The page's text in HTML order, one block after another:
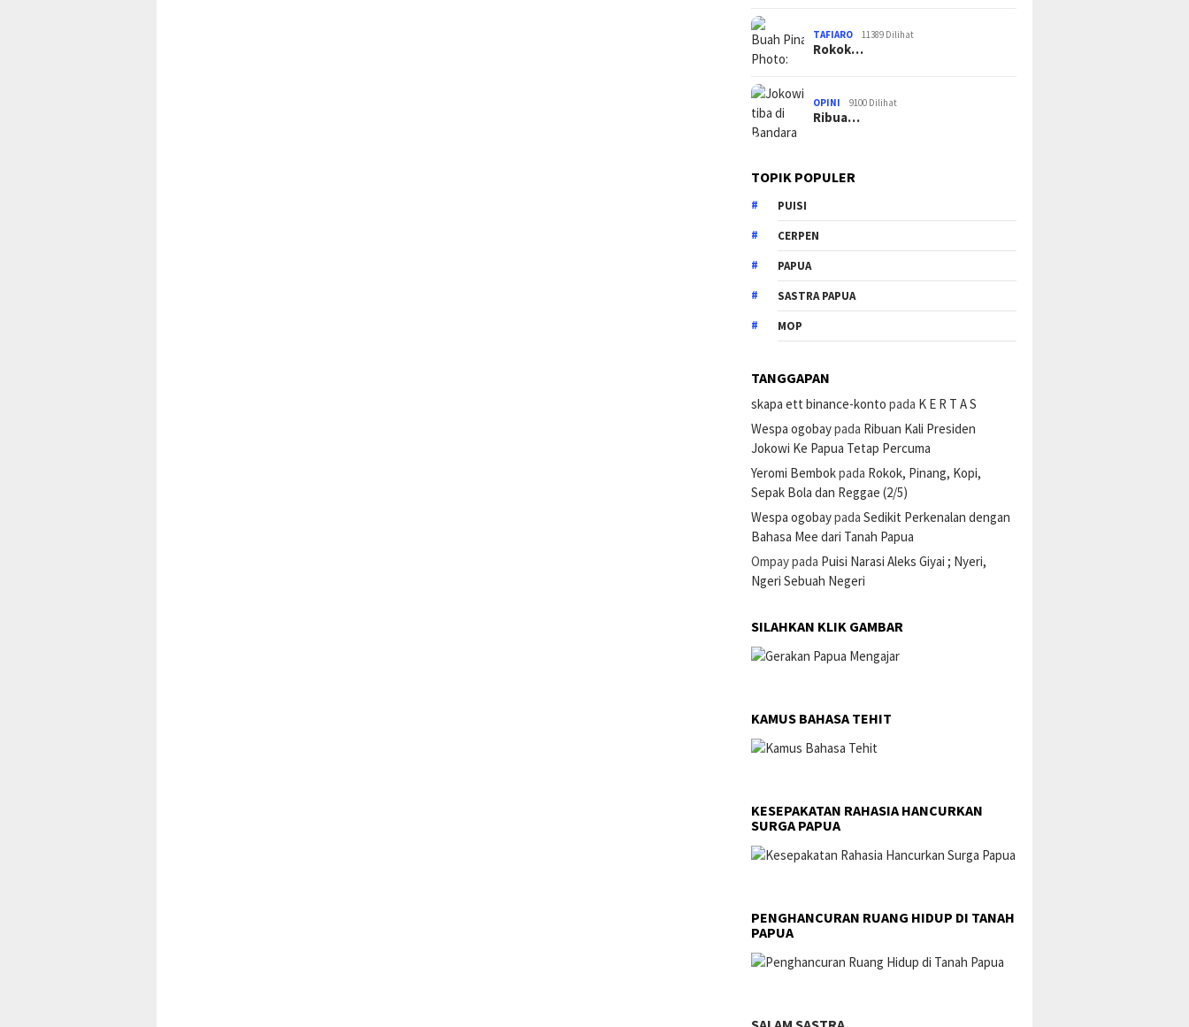
TAFIARO 11389 Dilihat
Rokok…
OPINI 9100 Dilihat
Ribua…
TOPIK POPULER
PUISI
CERPEN
PAPUA
SASTRA PAPUA
MOP
TANGGAPAN
skapa ett binance-konto pada K E R T A S
Wespa ogobaypada Ribuan Kali Presiden
Jokowi Ke Papua Tetap Percuma
Yeromi Bembokpada Rokok, Pinang, Kopi,
Sepak Bola dan Reggae (2/5)
Wespa ogobaypadaSedikit Perkenalan dengan
Bahasa Mee dari Tanah Papua
Ompaypada Puisi Narasi Aleks Giyai ; Nyeri,
Ngeri Sebuah Negeri
SILAHKAN KLIK GAMBAR
KAMUS BAHASA TEHIT
KESEPAKATAN RAHASIA HANCURKAN
SURGA PAPUA
PENGHANCURAN RUANG HIDUP DI TANAH
PAPUA